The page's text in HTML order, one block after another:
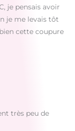
je pensais avoir
je me levais tôt
cette coupure
très peu de